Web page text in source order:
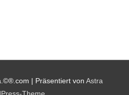
| Präsentiert von Astra